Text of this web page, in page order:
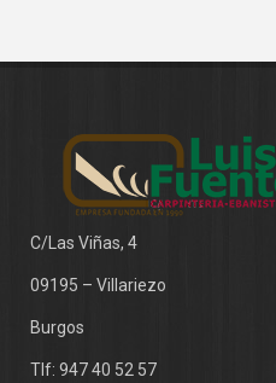
C/Las Viñas, 4
09195 – Villariezo
Burgos
Tlf: 947 40 52 57